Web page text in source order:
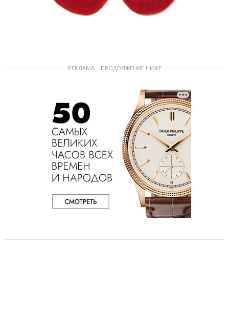
РЕКЛАМА – ПРОДОЛЖЕНИЕ НИЖЕ